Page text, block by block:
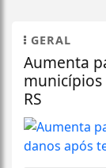
GERAL
Aumenta
RS